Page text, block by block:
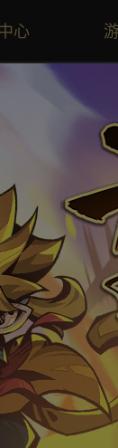
心